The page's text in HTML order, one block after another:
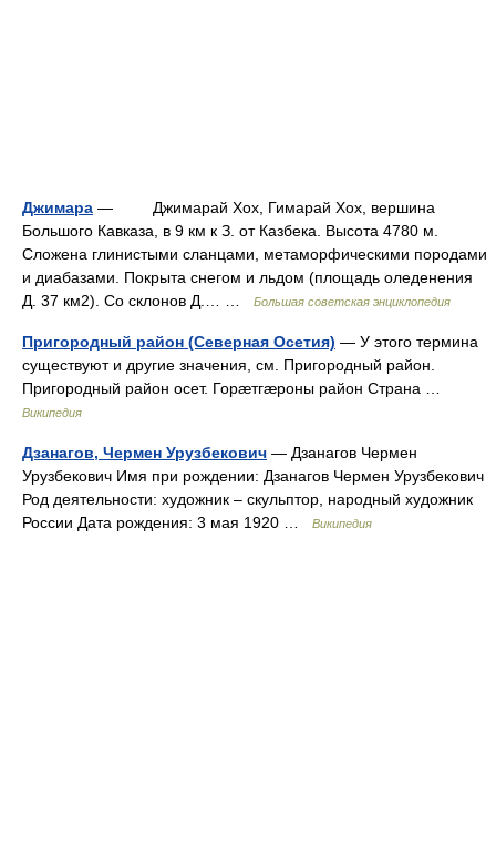
Джимара — Джимарай Хох, Гимарай Хох, вершина
Большого Кавказа, в 9 км к З. от Казбека. Высота 4780 м.
Сложена глинистыми сланцами, метаморфическими породами
и диабазами. Покрыта снегом и льдом (площадь оледенения
Д. 37 км2). Со склонов Д.… …
Большая советская энциклопедия
Пригородный район (Северная Осетия) — У этого термина
существуют и другие значения, см. Пригородный район.
Пригородный район осет. Горæтгæроны район Страна …
Википедия
Дзанагов, Чермен Урузбекович — Дзанагов Чермен
Урузбекович Имя при рождении: Дзанагов Чермен Урузбекович
Род деятельности: художник – скульптор, народный художник
России Дата рождения: 3 мая 1920 …
Википедия